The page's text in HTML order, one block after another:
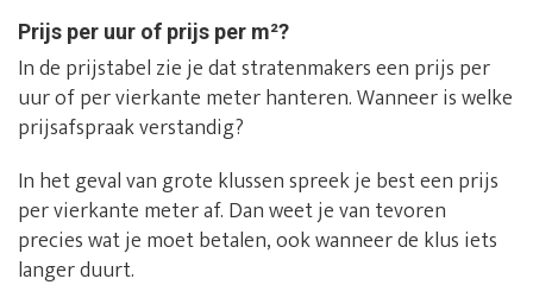
Prijs per uur of prijs per m²?
In de prijstabel zie je dat stratenmakers een prijs per
uur of per vierkante meter hanteren. Wanneer is welke
prijsafspraak verstandig?
In het geval van grote klussen spreek je best een prijs
per vierkante meter af. Dan weet je van tevoren
precies wat je moet betalen, ook wanneer de klus iets
langer duurt.